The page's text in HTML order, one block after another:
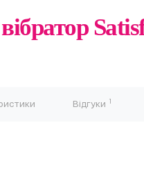
Відгуки 1